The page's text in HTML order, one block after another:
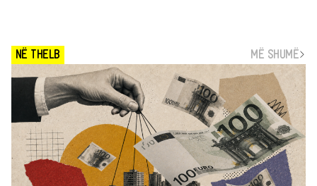
NË THELB MË SHUMË